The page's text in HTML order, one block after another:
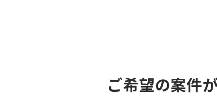
ご希望の案件